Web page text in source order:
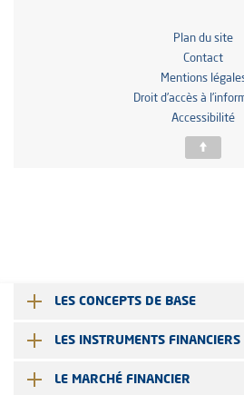
LES CONCEPTS DE BASE
LES INSTRUMENTS FINANCIERS
LE MARCHÉ FINANCIER